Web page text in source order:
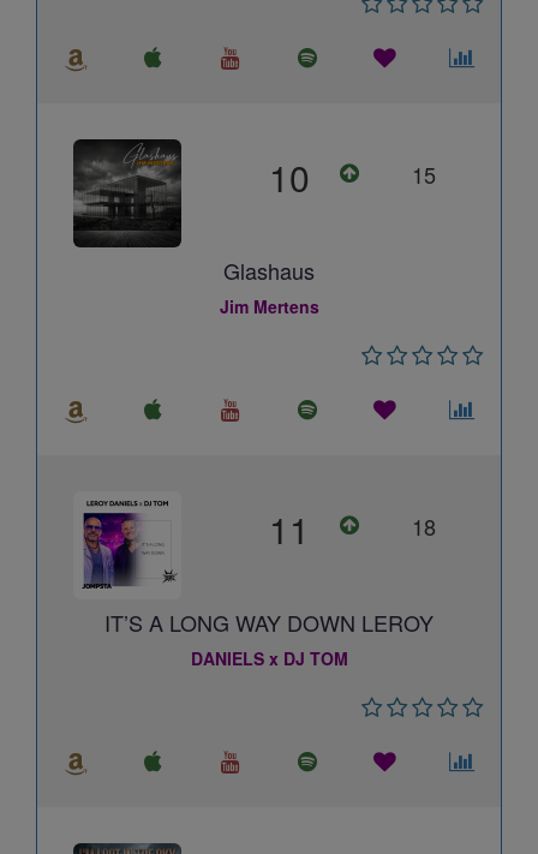
10 15
Glashaus
Jim Mertens
11 18
IT’S A LONG WAY DOWN LEROY
DANIELS x DJ TOM